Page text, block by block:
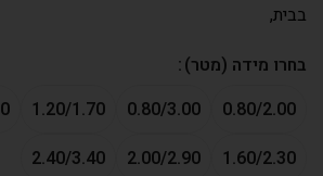
בבית,
בחרו מידה (מטר)
0.80/2.00
0.80/3.00
1.20/1.70
1.60/2.30
2.00/2.90
2.40/3.40